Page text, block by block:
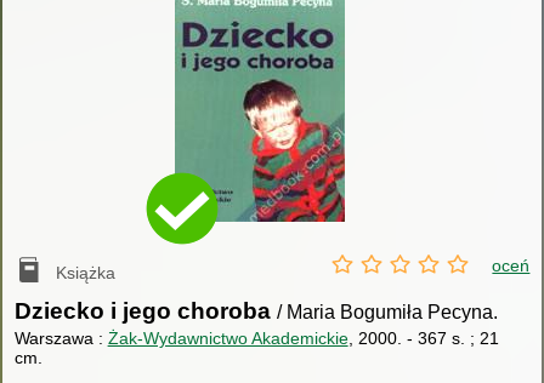
Książka oceń
Dziecko i jego choroba / Maria Bogumiła Pecyna.
Warszawa : Żak-Wydawnictwo Akademickie, 2000. - 367 s. ; 21
cm.